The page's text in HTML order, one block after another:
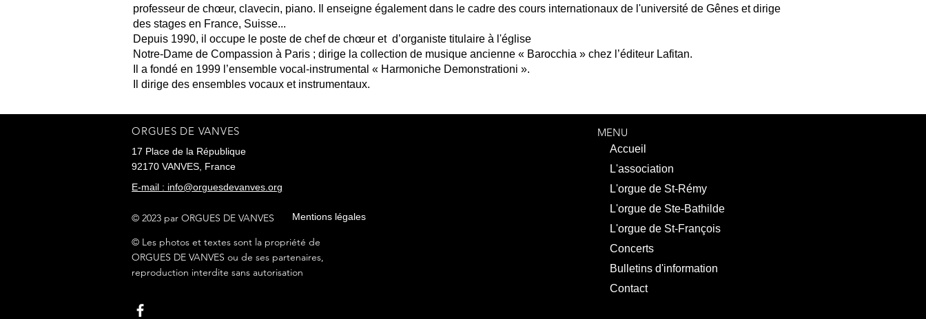
professeur de chœur, clavecin, piano. Il enseigne également dans le cadre des cours internationaux de l'université de Gênes et dirige
des stages en France, Suisse...
Depuis 1990, il occupe le poste de chef de chœur et d’organiste titulaire à l'église
Notre-Dame de Compassion à Paris ; dirige la collection de musique ancienne « Barocchia » chez l’éditeur Lafitan.
Il a fondé en 1999 l’ensemble vocal-instrumental « Harmoniche Demonstrationi ».
Il dirige des ensembles vocaux et instrumentaux.
ORGUES DE VANVES
17 Place de la République
92170 VANVES, France
E-mail : info@orguesdevanves.org
© 2023 par ORGUES DE VANVES Mentions légales
© Les photos et textes sont la propriété de
ORGUES DE VANVES ou de ses partenaires,
reproduction interdite sans autorisation
MENU
Accueil
L'association
L'orgue de St-Rémy
L'orgue de Ste-Bathilde
L'orgue de St-François
Concerts
Bulletins d'information
Contact